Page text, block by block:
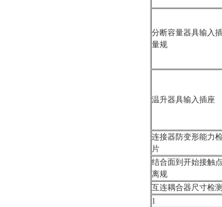
分断容量器具输入
量规
温升器具输入插座
连接器防变形能力
片
结合面到开始接触
离规
互连耦合器尺寸检
1